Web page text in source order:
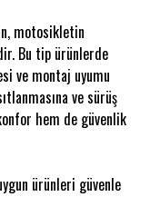
motosikletin
Bu tip ürünlerde
ve montaj uyumu
ve sürüş
hem de güvenlik
ürünleri güvenle